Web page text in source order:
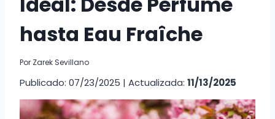
hasta Eau Fraîche
Por Zarek Sevillano
Publicado: 07/23/2025 | Actualizada: 11/13/2025